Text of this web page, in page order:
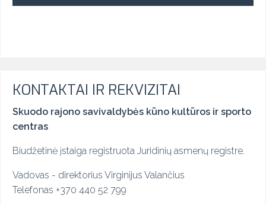
KONTAKTAI IR REKVIZITAI
Skuodo rajono savivaldybės kūno kultūros ir sporto
centras
Biudžetinė įstaiga registruota Juridinių asmenų registre.
Vadovas - direktorius Virginijus Valančius
Telefonas +370 440 52 799